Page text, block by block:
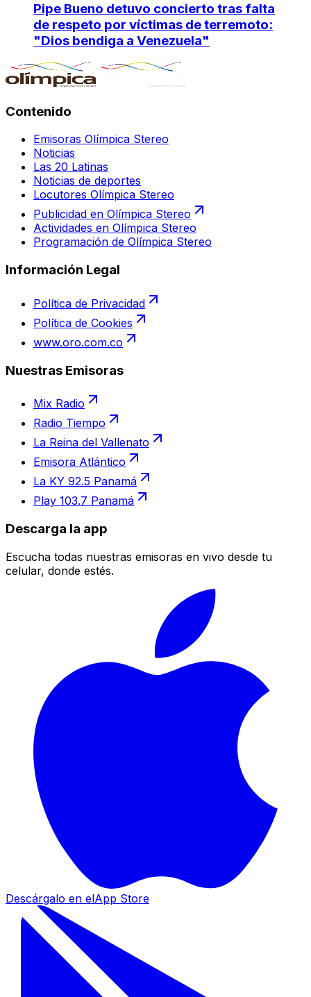
Pipe Bueno detuvo concierto tras falta
de respeto por víctimas de terremoto:
"Dios bendiga a Venezuela"
Contenido
Emisoras Olímpica Stereo
Noticias
Las 20 Latinas
Noticias de deportes
Locutores Olímpica Stereo
Publicidad en Olímpica Stereo
Actividades en Olímpica Stereo
Programación de Olímpica Stereo
Información Legal
Política de Privacidad
Política de Cookies
www.oro.com.co
Nuestras Emisoras
Mix Radio
Radio Tiempo
La Reina del Vallenato
Emisora Atlántico
La KY 92.5 Panamá
Play 103.7 Panamá
Descarga la app
Escucha todas nuestras emisoras en vivo desde tu
celular, donde estés.
Descárgalo en elApp Store